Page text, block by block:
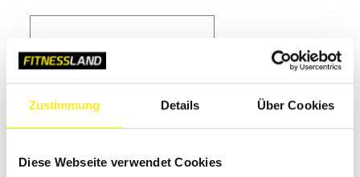
Zustimmung Details Über Cookies
Diese Webseite verwendet Cookies
Passwort merken
Passwort vergessen?